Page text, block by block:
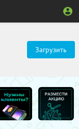
Загрузить